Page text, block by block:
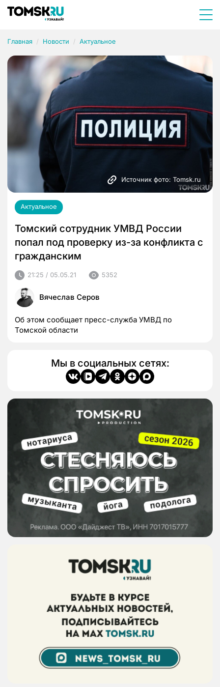
Главная Новости Актуальное
Источник фото: Tomsk.ru
Актуальное
Томский сотрудник УМВД России
попал под проверку из-за конфликта с
гражданским
21:25 / 05.05.21 5352
Вячеслав Серов
Об этом сообщает пресс-служба УМВД по
Томской области
Мы в социальных сетях: